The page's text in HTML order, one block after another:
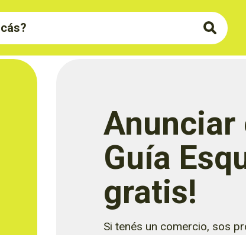
Anunciar
Guía
gratis!
Si tenés un comercio, sos